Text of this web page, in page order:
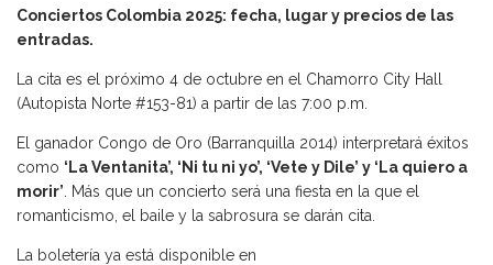
Conciertos Colombia 2025: fecha, lugar y precios de las
entradas.
La cita es el próximo 4 de octubre en el Chamorro City Hall
(Autopista Norte #153-81) a partir de las 7:00 p.m.
El ganador Congo de Oro (Barranquilla 2014) interpretará éxitos
como ‘La Ventanita’, ‘Ni tu ni yo’, ‘Vete y Dile’ y ‘La quiero a
morir’ . Más que un concierto será una fiesta en la que el
romanticismo, el baile y la sabrosura se darán cita.
La boletería ya está disponible en